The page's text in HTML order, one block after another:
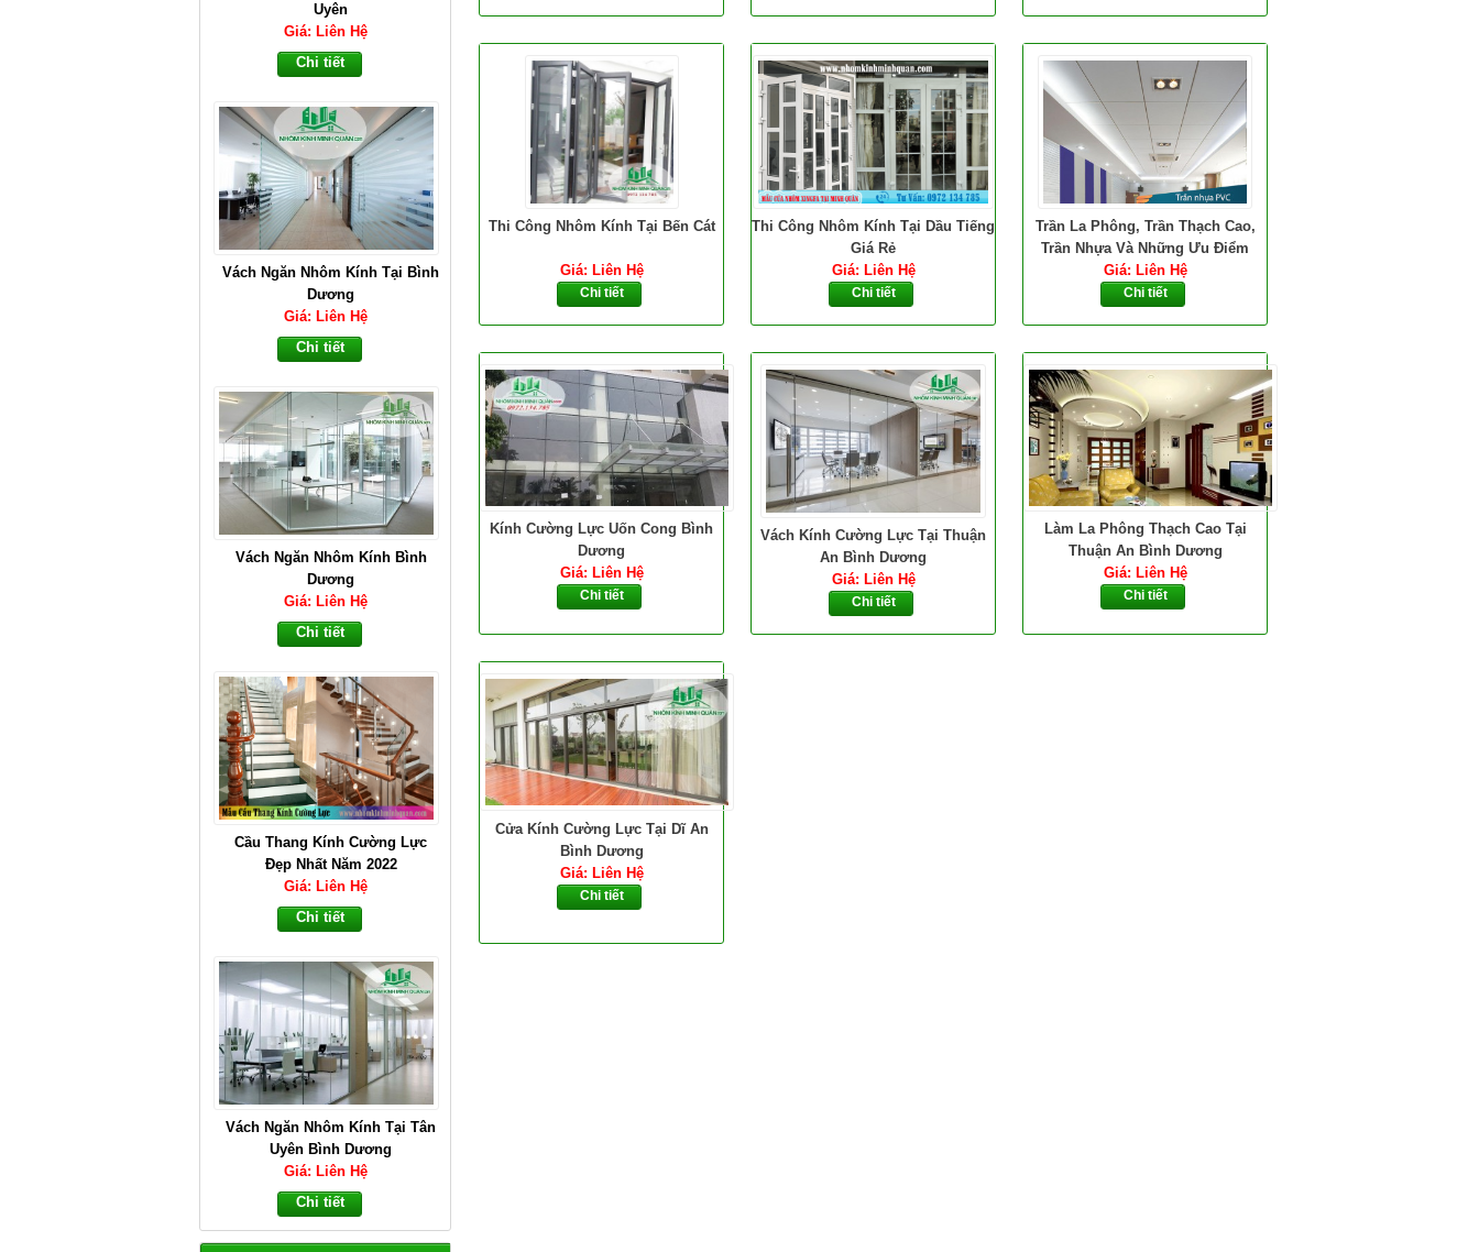
Thi Công Nhôm Kính Tại Bến Cát
Giá: Liên Hệ
Chi tiết
Thi Công Nhôm Kính Tại Dầu Tiếng
Giá Rẻ
Giá: Liên Hệ
Chi tiết
Trần La Phông, Trần Thạch Cao,
Trần Nhựa Và Những Ưu Điểm
Giá: Liên Hệ
Chi tiết
Kính Cường Lực Uốn Cong Bình
Dương
Giá: Liên Hệ
Chi tiết
Vách Kính Cường Lực Tại Thuận
An Bình Dương
Giá: Liên Hệ
Chi tiết
Làm La Phông Thạch Cao Tại
Thuận An Bình Dương
Giá: Liên Hệ
Chi tiết
Cửa Kính Cường Lực Tại Dĩ An
Bình Dương
Giá: Liên Hệ
Chi tiết
Uyên
Giá: Liên Hệ
Chi tiết
Vách Ngăn Nhôm Kính Tại Bình
Dương
Giá: Liên Hệ
Chi tiết
Vách Ngăn Nhôm Kính Bình
Dương
Giá: Liên Hệ
Chi tiết
Cầu Thang Kính Cường Lực
Đẹp Nhất Năm 2022
Giá: Liên Hệ
Chi tiết
Vách Ngăn Nhôm Kính Tại Tân
Uyên Bình Dương
Giá: Liên Hệ
Chi tiết